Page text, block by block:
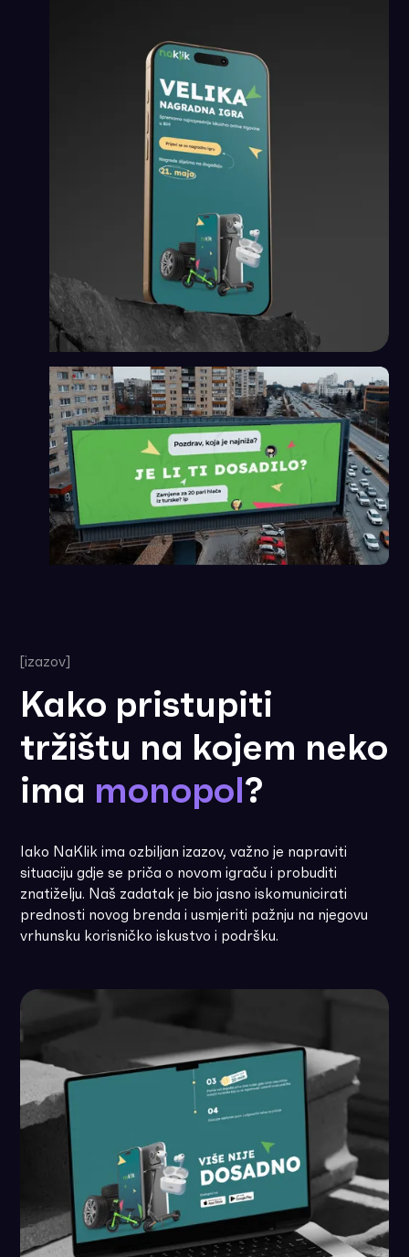
[izazov]
Kako pristupiti
tržištu na kojem neko
ima monopol?
Iako NaKlik ima ozbiljan izazov, važno je napraviti
situaciju gdje se priča o novom igraču i probuditi
znatiželju. Naš zadatak je bio jasno iskomunicirati
prednosti novog brenda i usmjeriti pažnju na njegovu
vrhunsku korisničko iskustvo i podršku.